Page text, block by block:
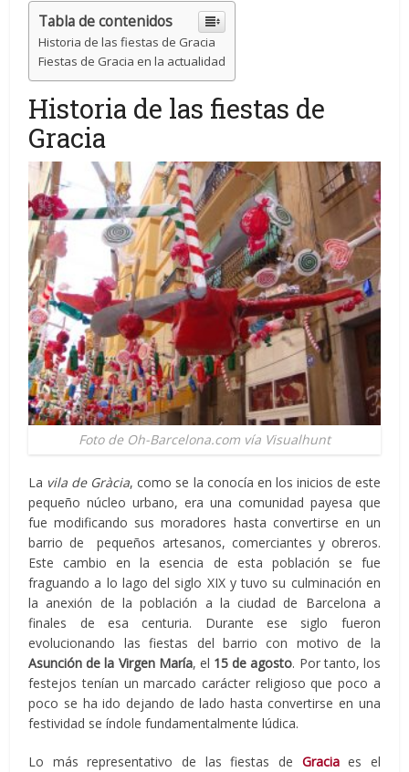
Tabla de contenidos
Historia de las fiestas de Gracia
Fiestas de Gracia en la actualidad
Historia de las fiestas de
Gracia
Foto de Oh-Barcelona.com vía Visualhunt
La vila de Gràcia, como se la conocía en los inicios de este
pequeño núcleo urbano, era una comunidad payesa que
fue modificando sus moradores hasta convertirse en un
barrio de pequeños artesanos, comerciantes y obreros.
Este cambio en la esencia de esta población se fue
fraguando a lo lago del siglo XIX y tuvo su culminación en
la anexión de la población a la ciudad de Barcelona a
finales de esa centuria. Durante ese siglo fueron
evolucionando las fiestas del barrio con motivo de la
Asunción de la Virgen María, el 15 de agosto. Por tanto, los
festejos tenían un marcado carácter religioso que poco a
poco se ha ido dejando de lado hasta convertirse en una
festividad se índole fundamentalmente lúdica.
Lo más representativo de las fiestas de Graciaes el